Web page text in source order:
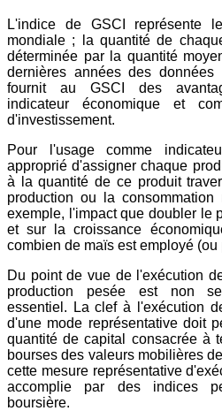
L'indice de GSCI représente
mondiale ; la quantité de
déterminée par la quantité
dernières années des
fournit au GSCI des
indicateur économique et
d'investissement.
Pour l'usage comme
approprié d'assigner chaque
à la quantité de ce produit
production ou la
exemple, l'impact que doubler le
et sur la croissance
combien de maïs est employé
Du point de vue de l'exécution
production pesée est non
essentiel. La clef à l'exécution
d'une mode représentative doit
quantité de capital consacrée à
bourses des valeurs mobilières
cette mesure représentative
accomplie par des indices
boursière.